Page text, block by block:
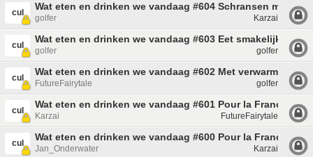
cul
Wat eten en drinken we vandaag #604 Schransen maar!
golfer Karzai
cul
Wat eten en drinken we vandaag #603 Eet smakelijk!
golfer golfer
cul
Wat eten en drinken we vandaag #602 Met verwarmend
FutureFairytale golfer
cul
Wat eten en drinken we vandaag #601 Pour la France
Karzai FutureFairytale
cul
Wat eten en drinken we vandaag #600 Pour la France
Jan_Onderwater Karzai